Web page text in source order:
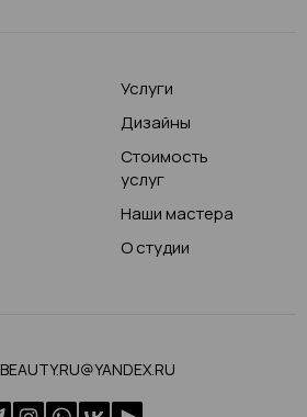
Услуги
Дизайны
Стоимость
услуг
Наши мастера
О студии